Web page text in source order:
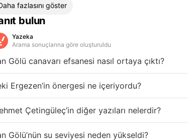
fazlasını göster
bulun
Yazeka
Arama sonuçlarına göre oluşturuldu
Gölü canavarı efsanesi nasıl ortaya çıktı?
Ergezen’in önergesi ne içeriyordu?
Çetingüleç’in diğer yazıları nelerdir?
Gölü’nün su seviyesi neden yükseldi?